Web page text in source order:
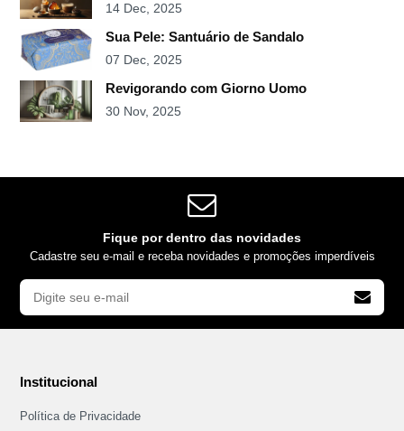
14 Dec, 2025
Sua Pele: Santuário de Sandalo
07 Dec, 2025
Revigorando com Giorno Uomo
30 Nov, 2025
Fique por dentro das novidades
Cadastre seu e-mail e receba novidades e promoções imperdíveis
Institucional
Política de Privacidade